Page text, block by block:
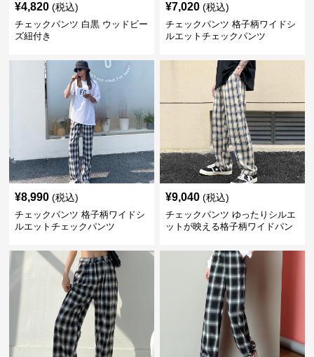
¥4,820 (税込)
チェックパンツ 白黒 ウッドビー
ズ紐付き
¥7,020 (税込)
チェックパンツ 格子柄ワイドシ
ルエットチェックパンツ
¥8,990 (税込)
チェックパンツ 格子柄ワイドシ
ルエットチェックパンツ
¥9,040 (税込)
チェックパンツ ゆったりシルエ
ットが映える格子柄ワイドパン